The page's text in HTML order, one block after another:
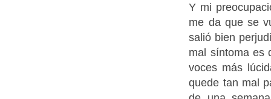
Y mi
me da que se
salió bien
mal síntoma es
voces más
quede tan mal